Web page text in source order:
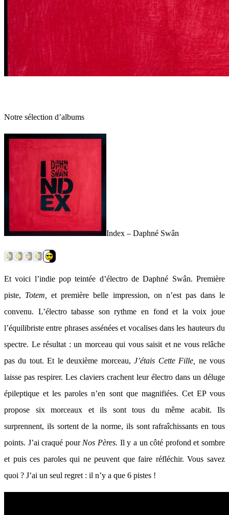
Notre sélection d’albums
Index – Daphné Swân
Et voici l’indie pop teintée d’électro de Daphné Swân. Première
piste, Totem,et première belle impression, on n’est pas dans le
convenu. L’électro tabasse son rythme en fond et la voix joue
l’équilibriste entre phrases assénées et vocalises dans les hauteurs du
spectre. Le résultat : un morceau qui vous saisit et ne vous relâche
pas du tout. Et le deuxième morceau,J’étais Cette Fille,
ne vous
laisse pas respirer. Les claviers crachent leur électro dans un déluge
épileptique et les paroles n’en sont que magnifiées. Cet EP vous
propose six morceaux et ils sont tous du même acabit. Ils
surprennent, ils sortent de la norme, ils sont rafraîchissants en tous
points. J’ai craqué pour Nos Pères. Il y a un côté profond et sombre
et puis ces paroles qui ne peuvent que faire réfléchir. Vous savez
quoi ? J’ai un seul regret : il n’y a que 6 pistes !